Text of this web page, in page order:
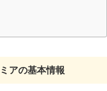
アの基本情報